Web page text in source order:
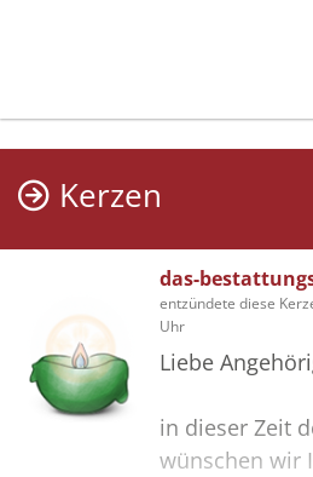
Kerzen
das-
entzündete diese
Uhr
Liebe
in dieser Zeit
wünschen wir